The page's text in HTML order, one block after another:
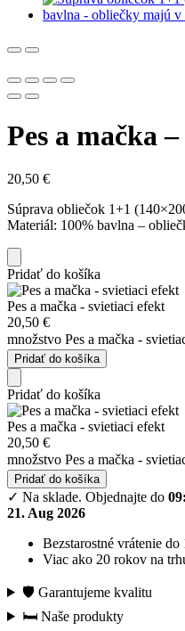
Pes a mačka
20,50 €
Súprava obliečok 1+1
Materiál: 100% bavlna –
Pridať do košíka
Pes a mačka - svietiaci efekt
20,50 €
množstvo Pes a mačka -
Pridať do košíka
Pridať do košíka
Pes a mačka - svietiaci efekt
20,50 €
množstvo Pes a mačka -
Pridať do košíka
✓ Na sklade. Objednajte do
21. Aug 2026
Bezstarostné vrátenie do
Viac ako 20 rokov na
🛡️ Garantujeme kvalitu
🛏️ Naše produkty